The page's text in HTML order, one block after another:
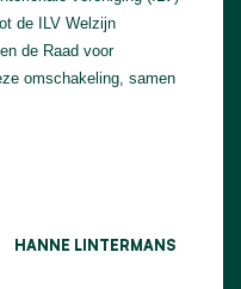
de ILV Welzijn
de Raad voor
omschakeling, samen
HANNE LINTERMANS